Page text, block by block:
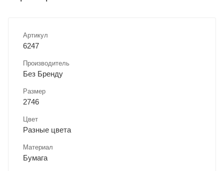
Артикул
6247
Производитель
Без Бренду
Размер
2746
Цвет
Разные цвета
Материал
Бумага